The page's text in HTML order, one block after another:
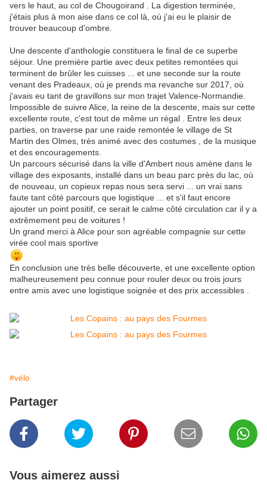
vers le haut, au col de Chougoirand . La digestion terminée,
j'étais plus à mon aise dans ce col là, où j'ai eu le plaisir de
trouver beaucoup d'ombre.
Une descente d'anthologie constituera le final de ce superbe
séjour. Une première partie avec deux petites remontées qui
terminent de brûler les cuisses ... et une seconde sur la route
venant des Pradeaux, où je prends ma revanche sur 2017, où
j'avais eu tant de gravillons sur mon trajet Valence-Normandie.
Impossible de suivre Alice, la reine de la descente, mais sur cette
excellente route, c'est tout de même un régal . Entre les deux
parties, on traverse par une raide remontée le village de St
Martin des Olmes, très animé avec des costumes , de la musique
et des encouragements.
Un parcours sécurisé dans la ville d'Ambert nous amène dans le
village des exposants, installé dans un beau parc près du lac, où
de nouveau, un copieux repas nous sera servi ... un vrai sans
faute tant côté parcours que logistique ... et s'il faut encore
ajouter un point positif, ce serait le calme côté circulation car il y a
extrêmement peu de voitures !
Un grand merci à Alice pour son agréable compagnie sur cette
virée cool mais sportive
En conclusion une très belle découverte, et une excellente option
malheureusement peu connue pour rouler deux ou trois jours
entre amis avec une logistique soignée et des prix accessibles .
#vélo
Partager
Vous aimerez aussi